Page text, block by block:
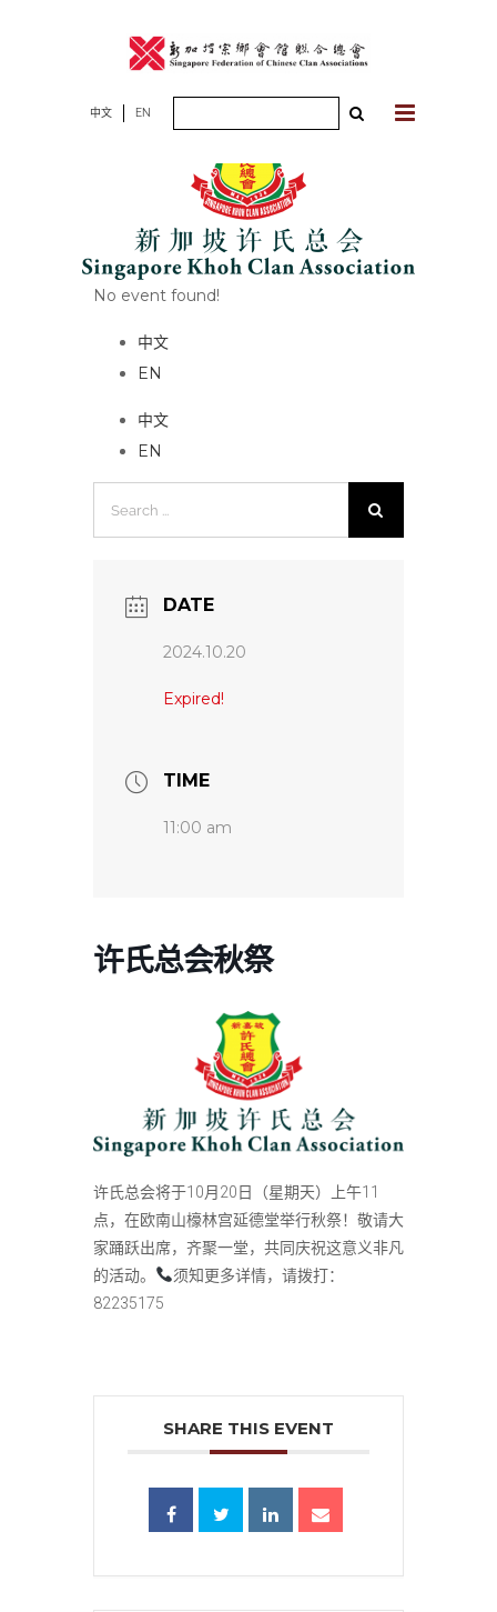
中文 EN
No event found!
中文
EN
中文
EN
DATE
2024.10.20
Expired!
TIME
11:00 am
许氏总会秋祭
许氏总会将于10月20日（星期天）上午11
点，在欧南山檺林宫延德堂举行秋祭！敬请大
家踊跃出席，齐聚一堂，共同庆祝这意义非凡
的活动。
须知更多详情，请拨打：
82235175
SHARE THIS EVENT